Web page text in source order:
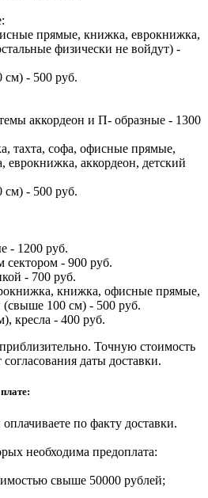
прямые, книжка, еврокнижка,
физически не войдут) -
см) - 500 руб.
аккордеон и П- образные - 1300
тахта, софа, офисные прямые,
еврокнижка, аккордеон, детский
см) - 500 руб.
- 1200 руб.
сектором - 900 руб.
- 700 руб.
книжка, офисные прямые,
(свыше 100 см) - 500 руб.
кресла - 400 руб.
Точную стоимость
даты доставки.
по факту доставки.
необходима предоплата:
свыше 50000 рублей;